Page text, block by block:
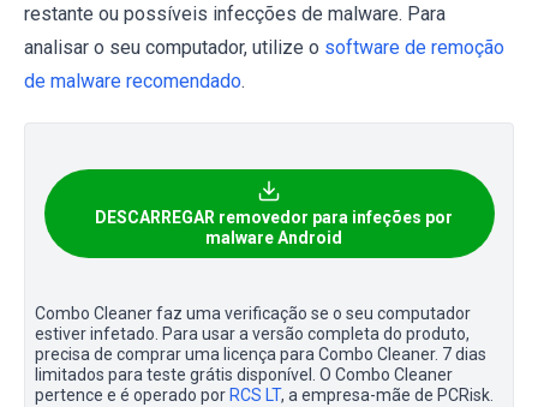
restante ou possíveis infecções de malware. Para
analisar o seu computador, utilize o software de remoção
de malware recomendado.
DESCARREGAR removedor para infeções por
malware Android
Combo Cleaner faz uma verificação se o seu computador
estiver infetado. Para usar a versão completa do produto,
precisa de comprar uma licença para Combo Cleaner. 7 dias
limitados para teste grátis disponível. O Combo Cleaner
pertence e é operado por RCS LT, a empresa-mãe de PCRisk.